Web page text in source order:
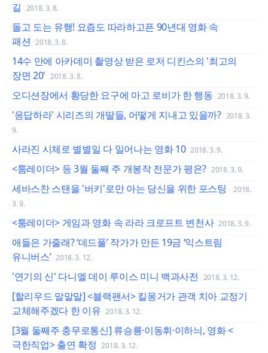
길 2018. 3. 8.
돌고 도는 유행! 요즘도 따라하고픈 90년대 영화 속
패션 2018. 3. 8.
14수 만에 아카데미 촬영상 받은 로저 디킨스의 '최고의
장면 20' 2018. 3. 8.
오디션장에서 황당한 요구에 마고 로비가 한 행동 2018. 3. 9.
'응답하라' 시리즈의 개딸들, 어떻게 지내고 있을까? 2018. 3.
9.
사라진 시체로 별별일 다 일어나는 영화 10 2018. 3. 9.
<툼레이더> 등 3월 둘째 주 개봉작 전문가 평은? 2018. 3. 9.
세바스찬 스탠을 '버키'로만 아는 당신을 위한 포스팅
2018.
3. 9.
<툼레이더> 게임과 영화 속 라라 크로프트 변천사 2018. 3. 9.
애들은 가줄래? ‘데드풀’ 작가가 만든 19금 ‘익스트림
유니버스’ 2018. 3. 12.
'연기의 신' 다니엘 데이 루이스 미니 백과사전 2018. 3. 12.
[할리우드 말말말] <블랙팬서> 킬몽거가 관객 치아 교정기
교체해주겠다 한 이유 2018. 3. 12.
[3월 둘째주 충무로통신] 류승룡·이동휘·이하늬, 영화 <
극한직업> 출연 확정 2018. 3. 12.